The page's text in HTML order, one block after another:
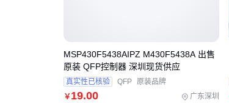
￥ 19.00 广东深圳
MSP430F5438AIPZ M430F5438A 出售
原装 QFP控制器 深圳现货供应
真实性已核验 QFP 原装品牌